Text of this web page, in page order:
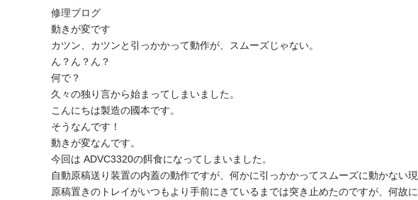
修理ブログ
動きが変です
カツン、カツンと引っかかって動作が、スムーズじゃない。
ん？ん？ん？
何で？
久々の独り言から始まってしまいました。
こんにちは製造の國本です。
そうなんです！
動きが変なんです。
今回は ADVC3320の餌食になってしまいました。
自動原稿送り装置の内蓋の動作ですが、何かに引っかかってスムーズに動かない現
原稿置きのトレイがいつもより手前にきているまでは突き止めたのですが、何故